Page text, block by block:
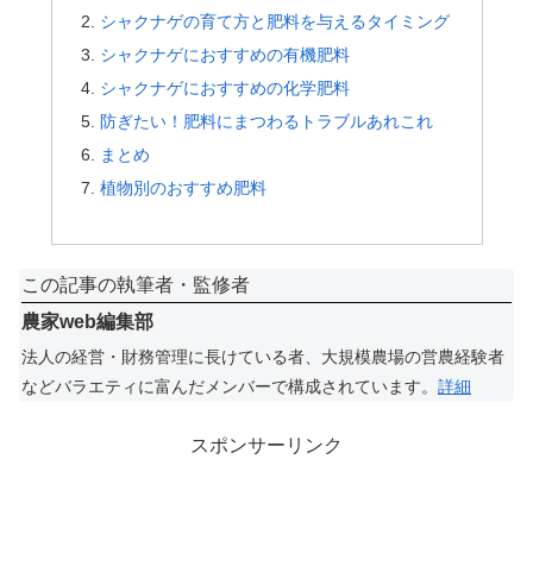
シャクナゲの育て方と肥料を与えるタイミング
シャクナゲにおすすめの有機肥料
シャクナゲにおすすめの化学肥料
防ぎたい！肥料にまつわるトラブルあれこれ
まとめ
植物別のおすすめ肥料
この記事の執筆者・監修者
農家web編集部
法人の経営・財務管理に長けている者、大規模農場の営農経験者
などバラエティに富んだメンバーで構成されています。 詳細
スポンサーリンク